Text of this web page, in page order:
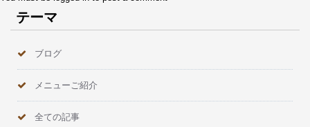
テーマ
ブログ
メニューご紹介
全ての記事